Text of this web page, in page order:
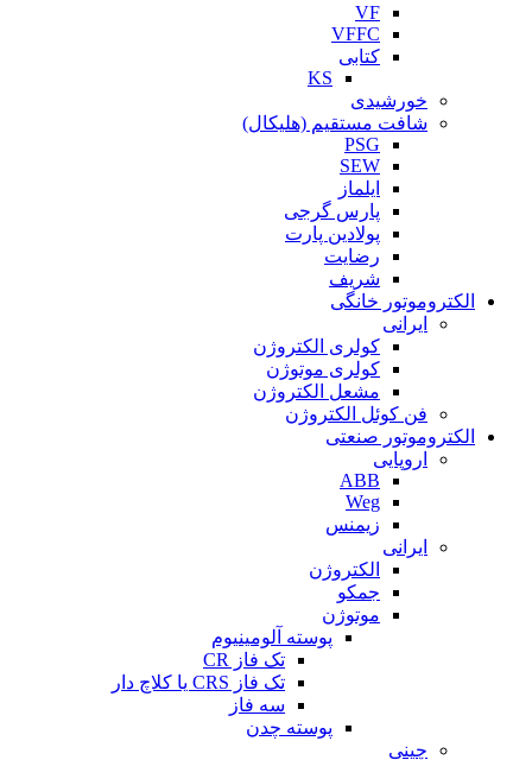
VF
VFFC
کتابی
KS
خورشیدی
شافت مستقیم (هلیکال)
PSG
SEW
ایلماز
پارس گرجی
پولادین پارت
رضایت
شریف
الکتروموتور خانگی
ایرانی
کولری الکتروژن
کولری موتوژن
مشعل الکتروژن
فن کوئل الکتروژن
الکتروموتور صنعتی
اروپایی
ABB
Weg
زیمنس
ایرانی
الکتروژن
جمکو
موتوژن
پوسته آلومینیوم
تک فاز CR
تک فاز CRS یا کلاچ دار
سه فاز
پوسته چدن
چینی